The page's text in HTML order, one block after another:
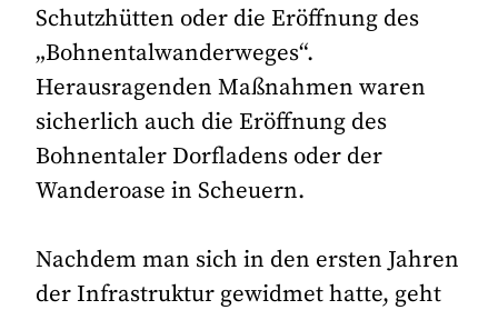
Schutzhütten oder die Eröffnung des
„Bohnentalwanderweges“.
Herausragenden Maßnahmen waren
sicherlich auch die Eröffnung des
Bohnentaler Dorfladens oder der
Wanderoase in Scheuern.
Nachdem man sich in den ersten Jahren
der Infrastruktur gewidmet hatte, geht